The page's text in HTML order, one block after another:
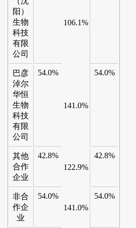
阳）
生物
科技
有限
公司
106.1%
巴彦
淖尔
华恒
生物
科技
有限
公司
54.0%
141.0%
54.0%
其他
合作
企业
42.8%
122.9%
42.8%
非合
作企
业
54.0%
141.0%
54.0%